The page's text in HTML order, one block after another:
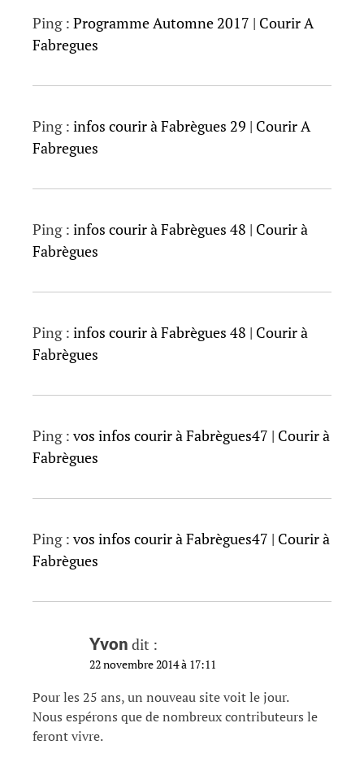
Ping : Programme Automne 2017 | Courir A
Fabregues
Ping : infos courir à Fabrègues 29 | Courir A
Fabregues
Ping : infos courir à Fabrègues 48 | Courir à
Fabrègues
Ping : infos courir à Fabrègues 48 | Courir à
Fabrègues
Ping : vos infos courir à Fabrègues47 | Courir à
Fabrègues
Ping : vos infos courir à Fabrègues47 | Courir à
Fabrègues
Yvon dit :
22 novembre 2014 à 17:11
Pour les 25 ans, un nouveau site voit le jour.
Nous espérons que de nombreux contributeurs le
feront vivre.